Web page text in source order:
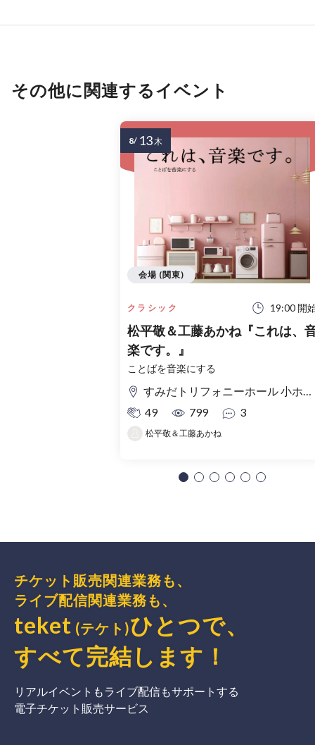
その他に関連するイベント
クラシック 19:00 開
松平敬＆工藤あかね『これは、
楽です。』
ことばを音楽にする
すみだトリフォニーホール 小ホール
49
799 3
松平敬＆工藤あかね
会場 (関東)
8/ 13木
チケット販売関連業務も、
ライブ配信関連業務も、
teket (テケト)ひとつで、
すべて完結 します ！
リアルイベントもライブ配信もサポートする
電子チケット販売サービス